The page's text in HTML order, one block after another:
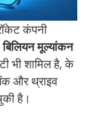
कंपनी
मूल्यांकन
भी शामिल है, के
और थ्राइव
है।